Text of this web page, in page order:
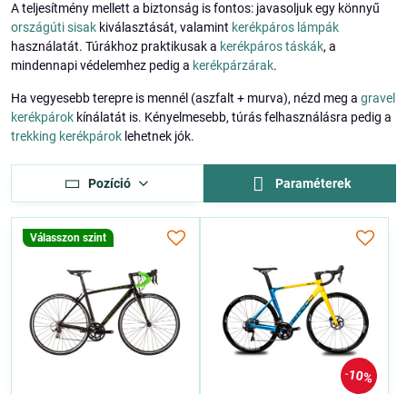
A teljesítmény mellett a biztonság is fontos: javasoljuk egy könnyű
országúti sisak kiválasztását, valamint kerékpáros lámpák
használatát. Túrákhoz praktikusak a kerékpáros táskák, a
mindennapi védelemhez pedig a kerékpárzárak.
Ha vegyesebb terepre is mennél (aszfalt + murva), nézd meg a gravel
kerékpárok kínálatát is. Kényelmesebb, túrás felhasználásra pedig a
trekking kerékpárok lehetnek jók.
Pozíció Paraméterek
Válasszon szint
10%